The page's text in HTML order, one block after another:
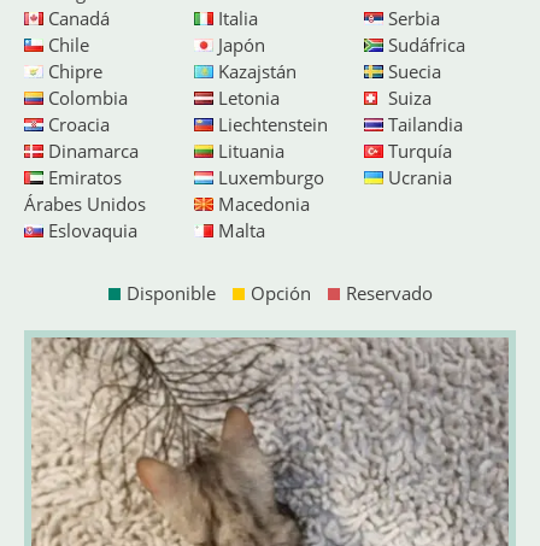
Canadá
Chile
Chipre
Colombia
Croacia
Dinamarca
Emiratos
Árabes Unidos
Eslovaquia
Italia
Japón
Kazajstán
Letonia
Liechtenstein
Lituania
Luxemburgo
Macedonia
Malta
Serbia
Sudáfrica
Suecia
Suiza
Tailandia
Turquía
Ucrania
Disponible Opción Reservado